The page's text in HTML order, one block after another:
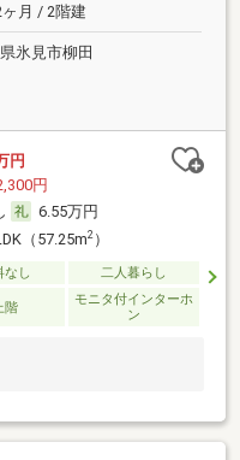
月 / 2階建
氷見市柳田
円
円
6.55万円
（57.25m2）
なし 二人暮らし
階
モニタ付インターホ
ン